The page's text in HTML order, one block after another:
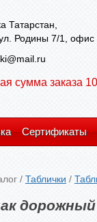
Татарстан,
ул. Родины 7/1, офис
сумма заказа
Сертификаты
/ Таблички /
дорожный